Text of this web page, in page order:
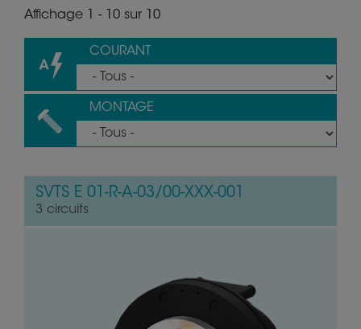
Affichage 1 - 10 sur 10
COURANT
MONTAGE
SVTS E 01-R-A-03/00-XXX-001
3 circuits